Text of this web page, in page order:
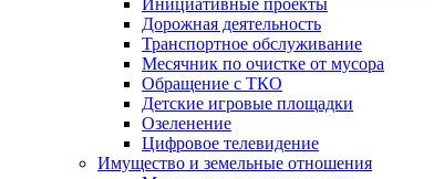
Дорожная деятельность
Транспортное обслуживание
Месячник по очистке от мусора
Обращение с ТКО
Детские игровые площадки
Озеленение
Цифровое телевидение
Имущество и земельные отношения